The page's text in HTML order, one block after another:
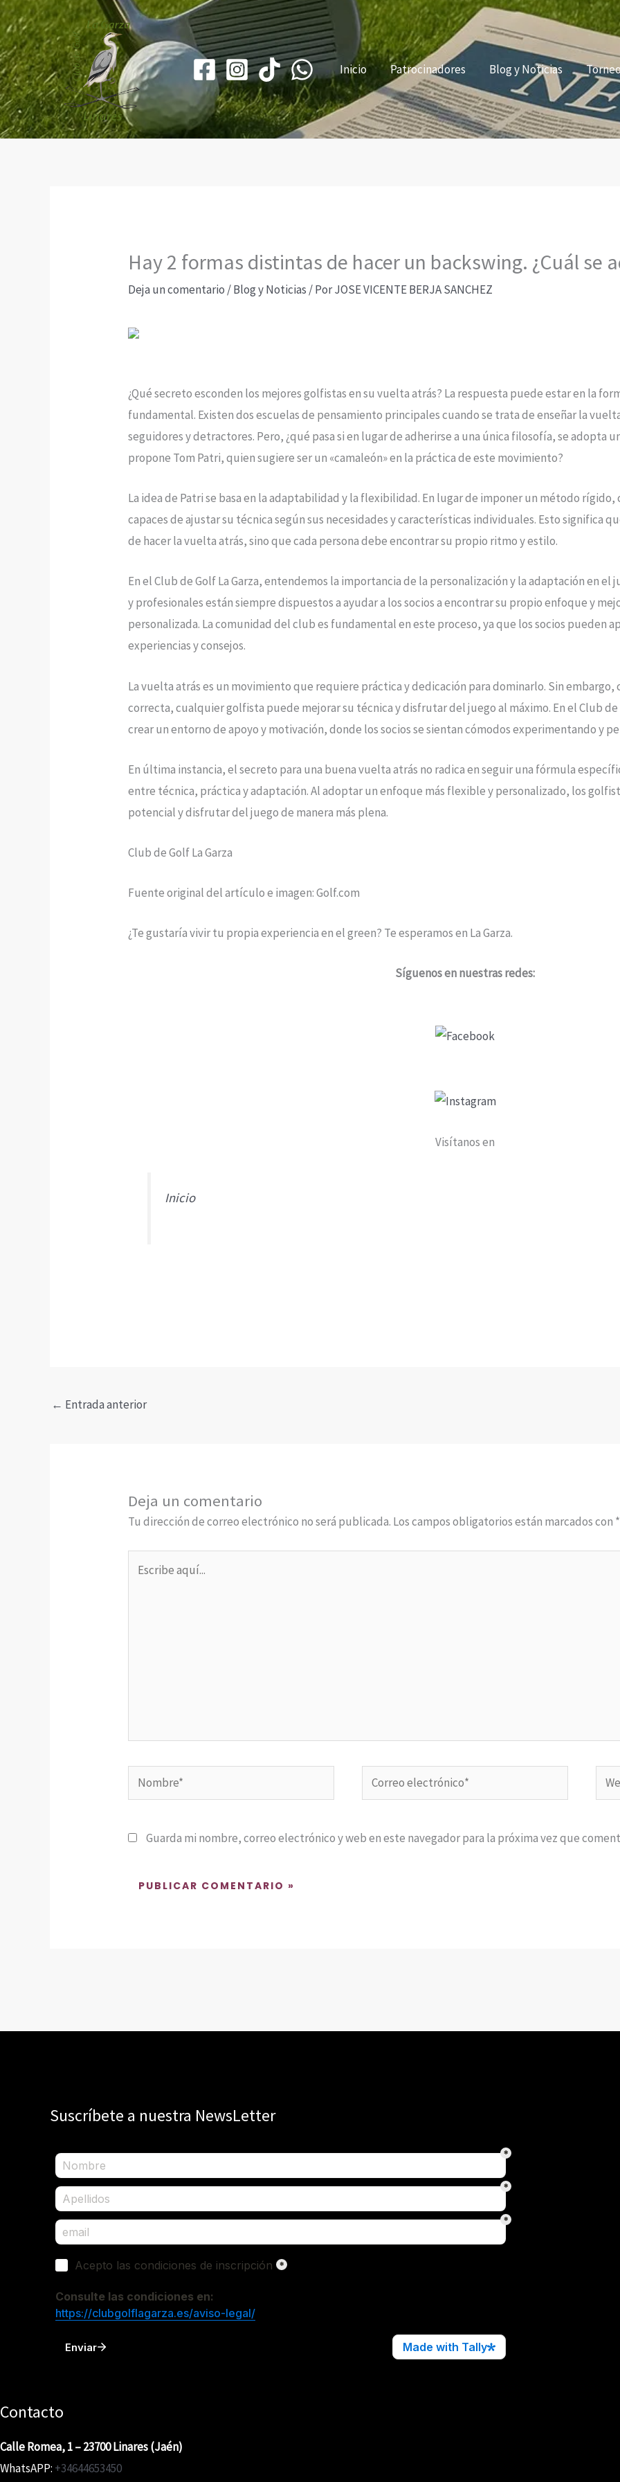
Ir
al
contenido
Inicio
Patrocinadores Blog y Noticias
Hay 2 formas distintas de hacer un backswing. ¿Cuál se
Deja un comentario /Blog y Noticias / PorJOSE VICENTE BERJA SANCHEZ
¿Qué secreto esconden los mejores golfistas en su vuelta atrás? La respuesta puede estar en la
fundamental. Existen dos escuelas de pensamiento principales cuando se trata de enseñar la
seguidores y detractores. Pero, ¿qué pasa si en lugar de adherirse a una única filosofía, se adopta
propone Tom Patri, quien sugiere ser un «camaleón» en la práctica de este movimiento?
La idea de Patri se basa en la adaptabilidad y la flexibilidad. En lugar de imponer un método
capaces de ajustar su técnica según sus necesidades y características individuales. Esto significa
de hacer la vuelta atrás, sino que cada persona debe encontrar su propio ritmo y estilo.
En el Club de Golf La Garza, entendemos la importancia de la personalización y la adaptación en
y profesionales están siempre dispuestos a ayudar a los socios a encontrar su propio enfoque y
personalizada. La comunidad del club es fundamental en este proceso, ya que los socios pueden
experiencias y consejos.
La vuelta atrás es un movimiento que requiere práctica y dedicación para dominarlo. Sin
correcta, cualquier golfista puede mejorar su técnica y disfrutar del juego al máximo. En el Club de
crear un entorno de apoyo y motivación, donde los socios se sientan cómodos experimentando y
En última instancia, el secreto para una buena vuelta atrás no radica en seguir una fórmula
entre técnica, práctica y adaptación. Al adoptar un enfoque más flexible y personalizado, los
potencial y disfrutar del juego de manera más plena.
Club de Golf La Garza
Fuente original del artículo e imagen: Golf.com
¿Te gustaría vivir tu propia experiencia en el green? Te esperamos en La Garza.
Síguenos en nuestras redes:
Visítanos en
Inicio
← Entrada anterior
Deja un comentario
Tu dirección de correo electrónico no será publicada. Los campos obligatorios están marcados con *
Nombre*
Correo
electrónico*
Web
Guarda mi nombre, correo electrónico y web en este navegador para la próxima vez que
Suscríbete a nuestra NewsLetter
Contacto
Calle Romea, 1 – 23700 Linares (Jaén)
WhatsAPP: +34644653450